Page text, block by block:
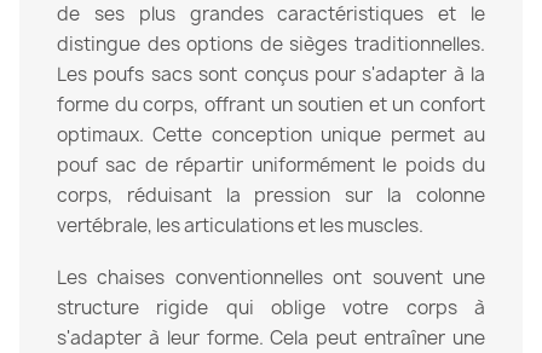
de ses plus grandes caractéristiques et le
distingue des options de sièges traditionnelles.
Les poufs sacs sont conçus pour s'adapter à la
forme du corps, offrant un soutien et un confort
optimaux. Cette conception unique permet au
pouf sac de répartir uniformément le poids du
corps, réduisant la pression sur la colonne
vertébrale, les articulations et les muscles.
Les chaises conventionnelles ont souvent une
structure rigide qui oblige votre corps à
s'adapter à leur forme. Cela peut entraîner une